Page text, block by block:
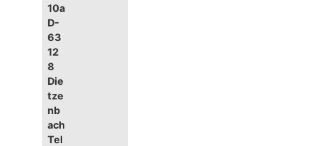
10a
D-
63
12
8
Die
tze
nb
ach
Tel